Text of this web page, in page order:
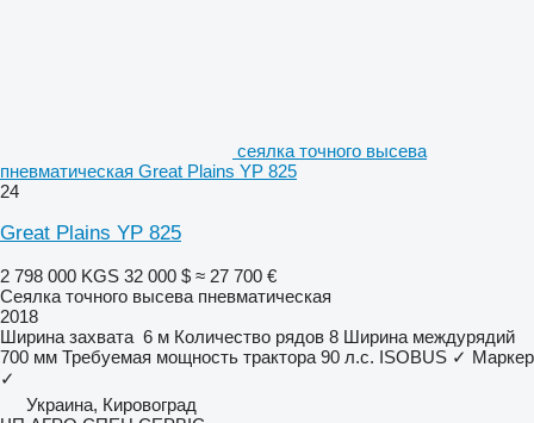
сеялка точного высева
пневматическая Great Plains YP 825
24
Great Plains YP 825
2 798 000 KGS 32 000 $ ≈ 27 700 €
Сеялка точного высева пневматическая
2018
Ширина захвата 6 м Количество рядов 8 Ширина междурядий
700 мм Требуемая мощность трактора 90 л.с. ISOBUS ✓ Маркер
✓
Украина, Кировоград